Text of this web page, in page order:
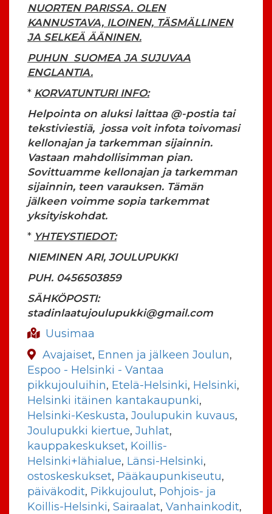
NUORTEN PARISSA. OLEN
KANNUSTAVA, ILOINEN, TÄSMÄLLINEN
JA SELKEÄ ÄÄNINEN.
PUHUN SUOMEA JA SUJUVAA
ENGLANTIA.
* KORVATUNTURI INFO:
Helpointa on aluksi laittaa @-postia tai
tekstiviestiä, jossa voit infota toivomasi
kellonajan ja tarkemman sijainnin.
Vastaan mahdollisimman pian.
Sovittuamme kellonajan ja tarkemman
sijainnin, teen varauksen. Tämän
jälkeen voimme sopia tarkemmat
yksityiskohdat.
* YHTEYSTIEDOT:
NIEMINEN ARI, JOULUPUKKI
PUH. 0456503859
SÄHKÖPOSTI:
stadinlaatujoulupukki@gmail.com
Uusimaa
Avajaiset, Ennen ja jälkeen Joulun,
Espoo - Helsinki - Vantaa
pikkujouluihin, Etelä-Helsinki, Helsinki,
Helsinki itäinen kantakaupunki,
Helsinki-Keskusta, Joulupukin kuvaus,
Joulupukki kiertue, Juhlat,
kauppakeskukset, Koillis-
Helsinki+lähialue, Länsi-Helsinki,
ostoskeskukset, Pääkaupunkiseutu,
päiväkodit, Pikkujoulut, Pohjois- ja
Koillis-Helsinki, Sairaalat, Vanhainkodit,